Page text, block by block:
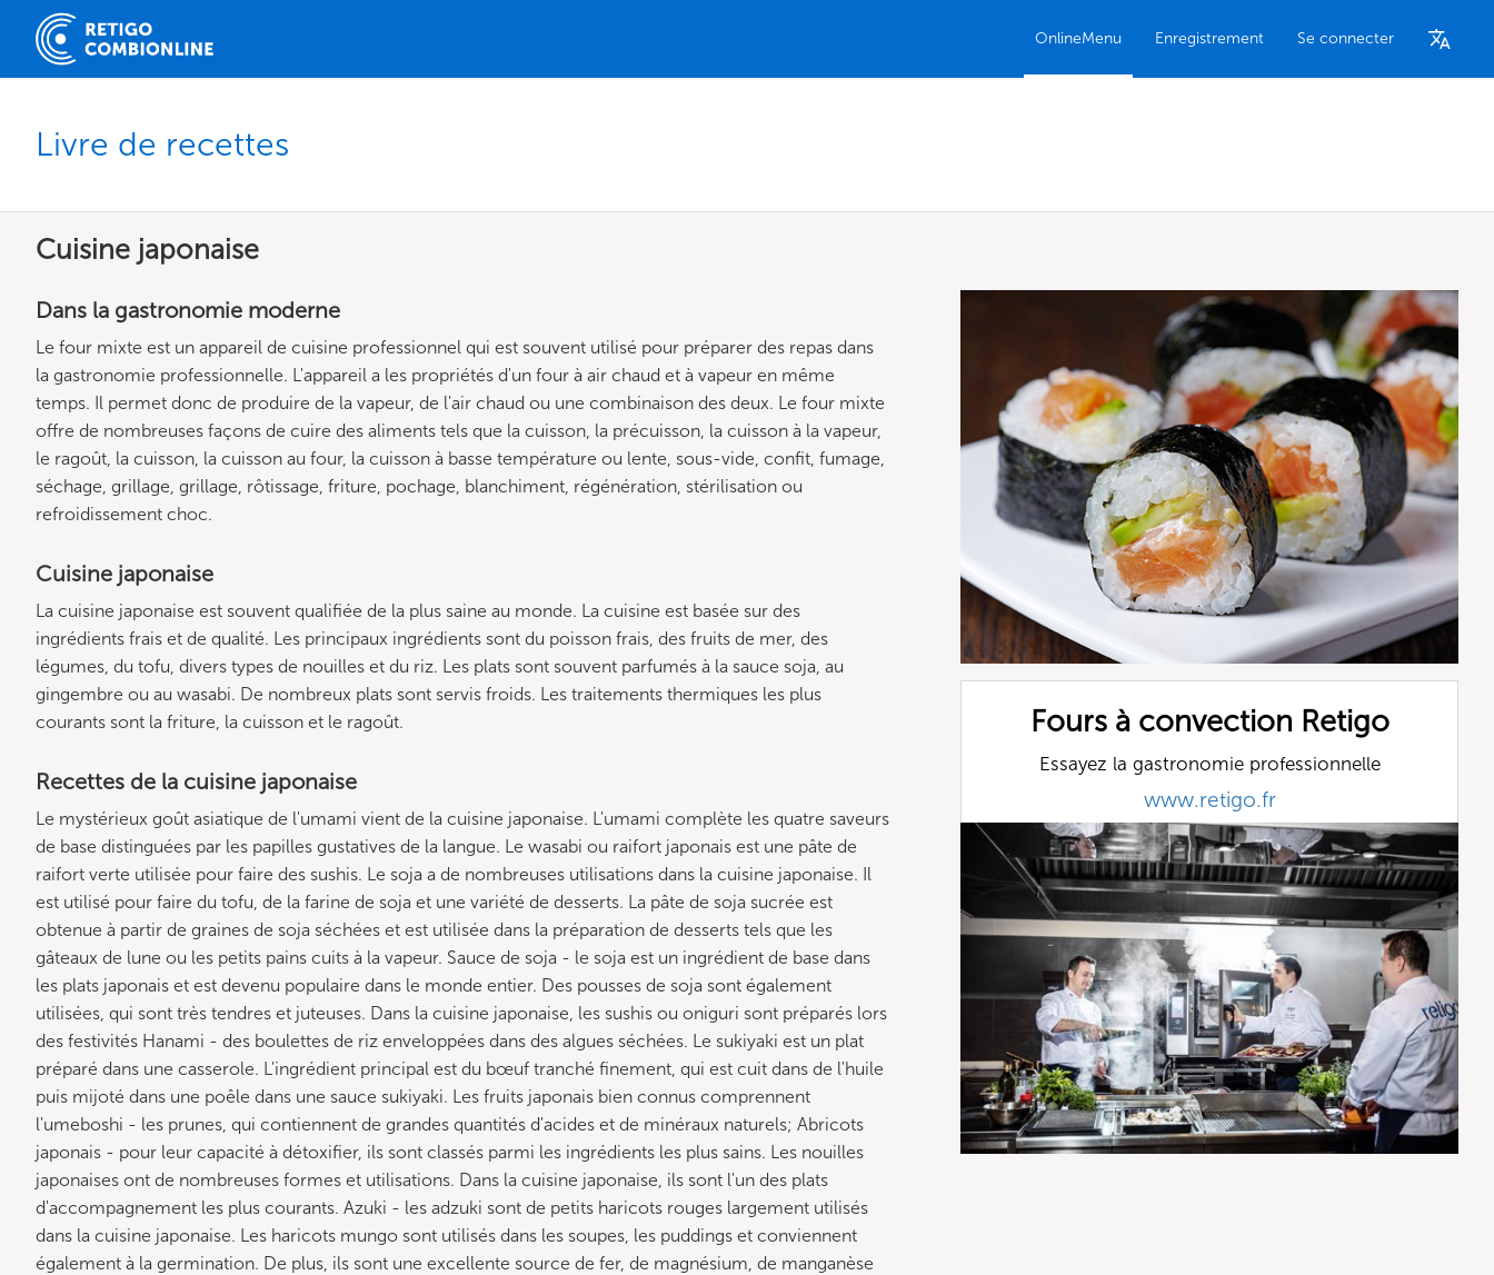
OnlineMenu Enregistrement Se connecter
Livre de recettes
Cuisine japonaise
Dans la gastronomie moderne
Le four mixte est un appareil de cuisine professionnel qui est souvent utilisé pour préparer des repas dans
la gastronomie professionnelle. L'appareil a les propriétés d'un four à air chaud et à vapeur en même
temps. Il permet donc de produire de la vapeur, de l'air chaud ou une combinaison des deux. Le four mixte
offre de nombreuses façons de cuire des aliments tels que la cuisson, la précuisson, la cuisson à la vapeur,
le ragoût, la cuisson, la cuisson au four, la cuisson à basse température ou lente, sous-vide, confit, fumage,
séchage, grillage, grillage, rôtissage, friture, pochage, blanchiment, régénération, stérilisation ou
refroidissement choc.
Cuisine japonaise
La cuisine japonaise est souvent qualifiée de la plus saine au monde. La cuisine est basée sur des
ingrédients frais et de qualité. Les principaux ingrédients sont du poisson frais, des fruits de mer, des
légumes, du tofu, divers types de nouilles et du riz. Les plats sont souvent parfumés à la sauce soja, au
gingembre ou au wasabi. De nombreux plats sont servis froids. Les traitements thermiques les plus
courants sont la friture, la cuisson et le ragoût.
Recettes de la cuisine japonaise
Le mystérieux goût asiatique de l'umami vient de la cuisine japonaise. L'umami complète les quatre saveurs
de base distinguées par les papilles gustatives de la langue. Le wasabi ou raifort japonais est une pâte de
raifort verte utilisée pour faire des sushis. Le soja a de nombreuses utilisations dans la cuisine japonaise. Il
est utilisé pour faire du tofu, de la farine de soja et une variété de desserts. La pâte de soja sucrée est
obtenue à partir de graines de soja séchées et est utilisée dans la préparation de desserts tels que les
gâteaux de lune ou les petits pains cuits à la vapeur. Sauce de soja - le soja est un ingrédient de base dans
les plats japonais et est devenu populaire dans le monde entier. Des pousses de soja sont également
utilisées, qui sont très tendres et juteuses. Dans la cuisine japonaise, les sushis ou oniguri sont préparés lors
des festivités Hanami - des boulettes de riz enveloppées dans des algues séchées. Le sukiyaki est un plat
préparé dans une casserole. L'ingrédient principal est du bœuf tranché finement, qui est cuit dans de l'huile
puis mijoté dans une poêle dans une sauce sukiyaki. Les fruits japonais bien connus comprennent
l'umeboshi - les prunes, qui contiennent de grandes quantités d'acides et de minéraux naturels; Abricots
japonais - pour leur capacité à détoxifier, ils sont classés parmi les ingrédients les plus sains. Les nouilles
japonaises ont de nombreuses formes et utilisations. Dans la cuisine japonaise, ils sont l'un des plats
d'accompagnement les plus courants. Azuki - les adzuki sont de petits haricots rouges largement utilisés
dans la cuisine japonaise. Les haricots mungo sont utilisés dans les soupes, les puddings et conviennent
également à la germination. De plus, ils sont une excellente source de fer, de magnésium, de manganèse
Fours à convection Retigo
Essayez la gastronomie professionnelle
www.retigo.fr